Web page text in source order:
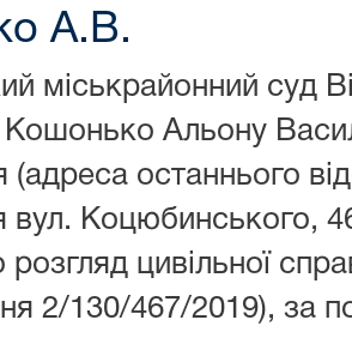
А.В.
міськрайонний суд
Кошонько Альону
останнього
вул. Коцюбинського,
розгляд цивільної
2/130/467/2019), за